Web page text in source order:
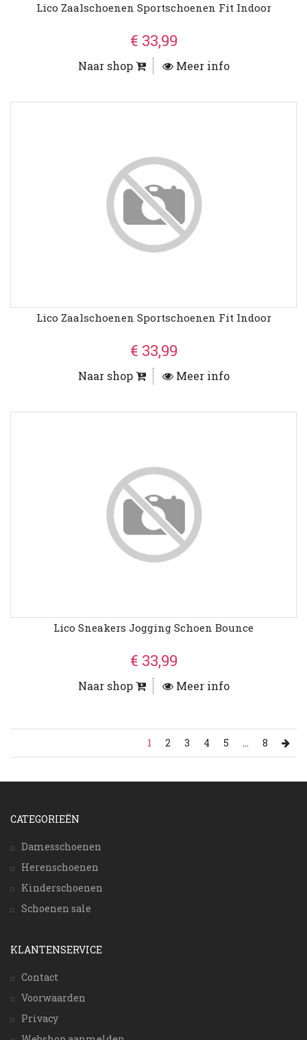
Lico Zaalschoenen Sportschoenen Fit Indoor
€ 33,99
Naar shop Meer info
Lico Zaalschoenen Sportschoenen Fit Indoor
€ 33,99
Naar shop Meer info
Lico Sneakers Jogging Schoen Bounce
€ 33,99
Naar shop Meer info
1 2 3 4 5 ... 8
CATEGORIEËN
Damesschoenen
Herenschoenen
Kinderschoenen
Schoenen sale
KLANTENSERVICE
Contact
Voorwaarden
Privacy